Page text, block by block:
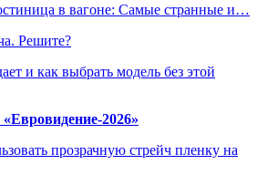
в вагоне: Самые странные и…
Решите?
и как выбрать модель без этой
2026»
прозрачную стрейч пленку на